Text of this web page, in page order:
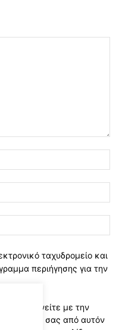
ταχυδρομείο και
περιήγησης για την
συμφωνείτε με την
σας από αυτόν